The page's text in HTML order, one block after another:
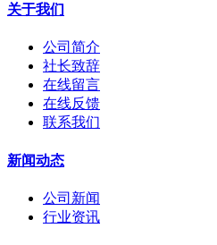
关于我们
公司简介
社长致辞
在线留言
在线反馈
联系我们
新闻动态
公司新闻
行业资讯